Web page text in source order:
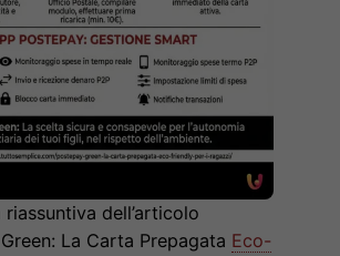
dell’articolo
La Carta Prepagata Eco-